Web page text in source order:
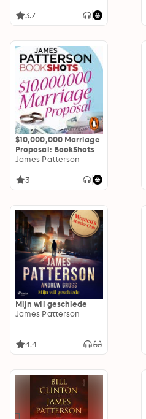
3.7
$10,000,000 Marriage
Proposal: BookShots
James Patterson
3
Mijn wil geschiede
James Patterson
4.4